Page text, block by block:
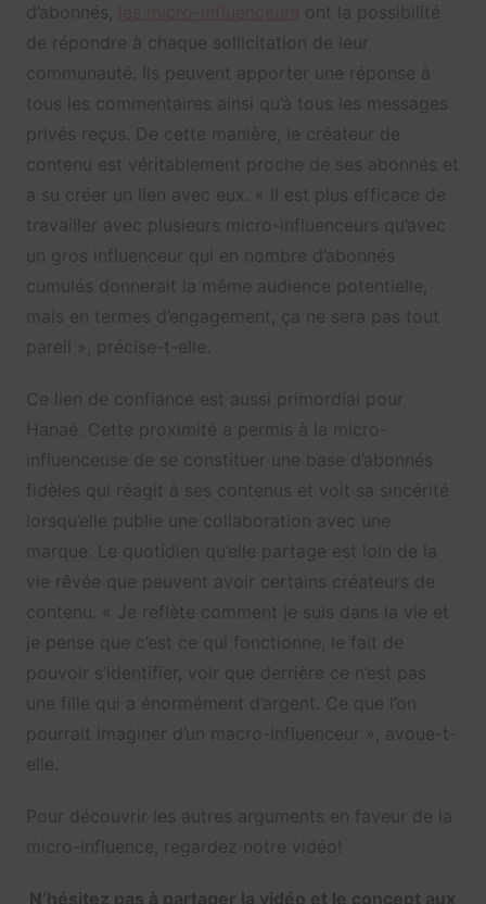
d’abonnés,
ont la possibilité
de répondre à chaque sollicitation de leur
communauté. Ils peuvent apporter une réponse à
tous les commentaires ainsi qu’à tous les messages
privés reçus. De cette manière, le créateur de
contenu est véritablement proche de ses abonnés et
a su créer un lien avec eux. « Il est plus efficace de
travailler avec plusieurs micro-influenceurs qu’avec
un gros influenceur qui en nombre d’abonnés
cumulés donnerait la même audience potentielle,
mais en termes d’engagement, ça ne sera pas tout
pareil », précise-t-elle.
Ce lien de confiance est aussi primordial pour
Hanaé. Cette proximité a permis à la micro-
influenceuse de se constituer une base d’abonnés
fidèles qui réagit à ses contenus et voit sa sincérité
lorsqu’elle publie une collaboration avec une
marque. Le quotidien qu’elle partage est loin de la
vie rêvée que peuvent avoir certains créateurs de
contenu. « Je reflète comment je suis dans la vie et
je pense que c’est ce qui fonctionne, le fait de
pouvoir s’identifier, voir que derrière ce n’est pas
une fille qui a énormément d’argent. Ce que l’on
pourrait imaginer d’un macro-influenceur », avoue-t-
elle.
Pour découvrir les autres arguments en faveur de la
micro-influence, regardez notre vidéo!
N’hésitez pas à partager la vidéo et le concept aux